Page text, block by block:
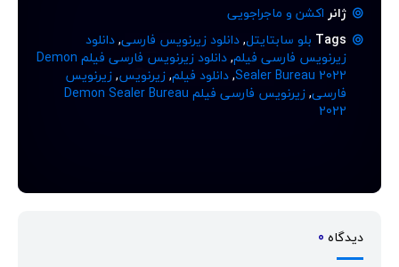
ژانر اکشن و ماجراجویی
Tags بلو سابتایتل,دانلود زیرنویس فارسی,دانلود
زیرنویس فارسی فیلم,
دانلود زیرنویس فارسی فیلم Demon
Sealer Bureau 2022
,دانلود فیلم,زیرنویس,زیرنویس
فارسی,
زیرنویس فارسی فیلم Demon Sealer Bureau
2022
دیدگاه 0